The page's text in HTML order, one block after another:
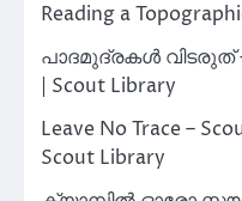
Reading a
പാദമുദ്രകൾ വിടരുത്
| Scout Library
Leave No Trace –
Scout Library